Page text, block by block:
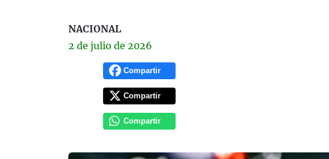
NACIONAL
2 de julio de 2026
Compartir
Compartir
Compartir